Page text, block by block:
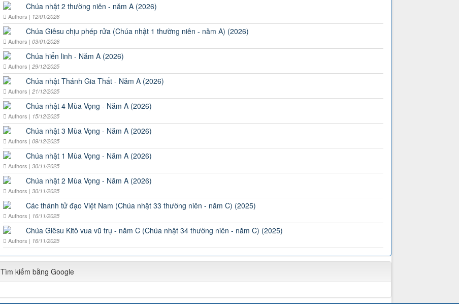
Chúa nhật 2 thường niên - năm A (2026)
Authors | 12/01/2026
Chúa Giêsu chịu phép rửa (Chúa nhật 1 thường niên - năm A) (2026)
Authors | 03/01/2026
Chúa hiển linh - Năm A (2026)
Authors | 29/12/2025
Chúa nhật Thánh Gia Thất - Năm A (2026)
Authors | 21/12/2025
Chúa nhật 4 Mùa Vọng - Năm A (2026)
Authors | 15/12/2025
Chúa nhật 3 Mùa Vọng - Năm A (2026)
Authors | 09/12/2025
Chúa nhật 1 Mùa Vọng - Năm A (2026)
Authors | 30/11/2025
Chúa nhật 2 Mùa Vọng - Năm A (2026)
Authors | 30/11/2025
Các thánh tử đạo Việt Nam (Chúa nhật 33 thường niên - năm C) (2025)
Authors | 16/11/2025
Chúa Giêsu Kitô vua vũ trụ - năm C (Chúa nhật 34 thường niên - năm C) (2025)
Authors | 16/11/2025
Tìm kiếm bằng Google